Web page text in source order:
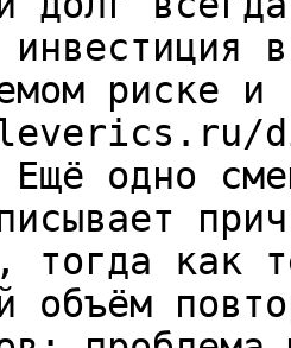
инвестиция
риске
Ещё одно
тогда как
объём